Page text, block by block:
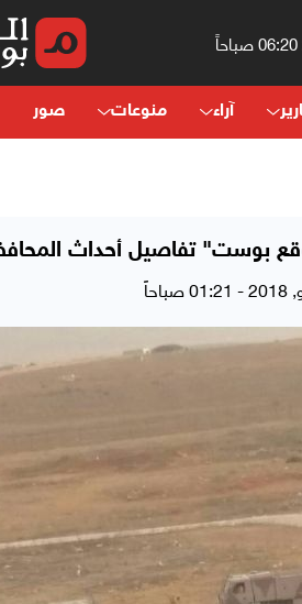
آراء منوعات صور
بوست" تفاصيل أحداث